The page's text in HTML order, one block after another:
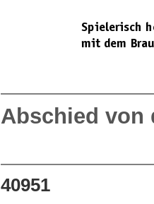
Abschied von
40951